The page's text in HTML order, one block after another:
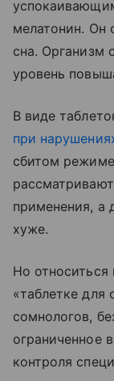
мелатонин. Он
сна. Организм
уровень
В виде
при
сбитом
применения, а
хуже.
Но относиться
«таблетке для
сомнологов,
ограниченное
контроля